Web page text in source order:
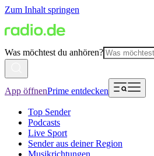
Zum Inhalt springen
Was möchtest du anhören?
App öffnenPrime entdecken
Top Sender
Podcasts
Live Sport
Sender aus deiner Region
Musikrichtungen